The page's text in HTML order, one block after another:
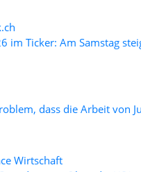
im Ticker: Am Samstag
dass die Arbeit von